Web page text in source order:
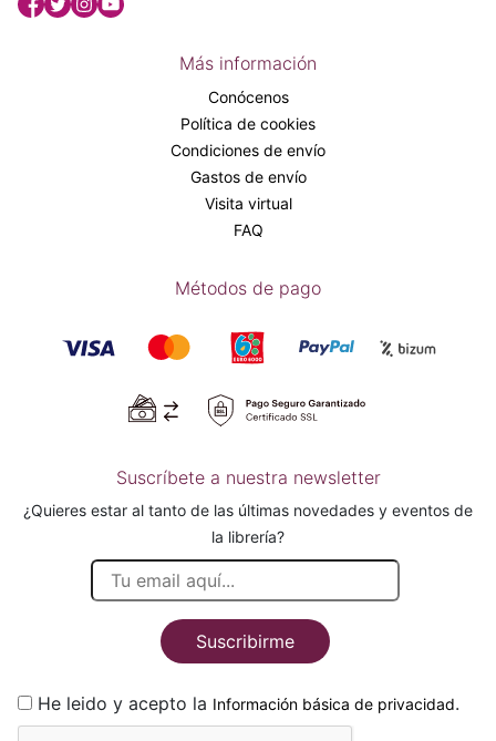
Más información
Conócenos
Política de cookies
Condiciones de envío
Gastos de envío
Visita virtual
FAQ
Métodos de pago
Suscríbete a nuestra newsletter
¿Quieres estar al tanto de las últimas novedades y eventos de
la librería?
Suscribirme
He leido y acepto la Información básica de privacidad.